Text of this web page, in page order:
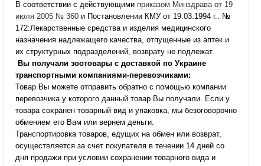
В соответствии с действующими приказом Минздрава от 19
июля 2005 № 360и Постановлении КМУ от 19.03.1994 г.. №
172:Лекарственные средства и изделия медицинского
назначения надлежащего качества, отпущенные из аптек и
их структурных подразделений, возврату не подлежат.
Вы получали зоотовары с доставкой по Украине
транспортными компаниями-перевозчиками:
Товар Вы можете отправить обратно с помощью компании
перевозчика у которого данный товар Вы получали. Если у
товара сохранен товарный вид и упаковка, мы безоговорочно
обменяем его Вам или вернем деньги.
Транспортировка товаров, едущих на обмен или возврат,
осуществляется за счет покупателя в течении 14 дней со
дня продажи при условии сохранении товарного вида и